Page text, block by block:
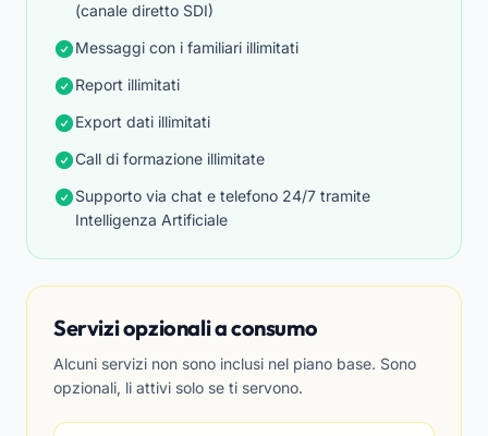
(canale diretto SDI)
Messaggi con i familiari illimitati
Report illimitati
Export dati illimitati
Call di formazione illimitate
Supporto via chat e telefono 24/7 tramite
Intelligenza Artificiale
Servizi opzionali a consumo
Alcuni servizi non sono inclusi nel piano base. Sono
opzionali, li attivi solo se ti servono.